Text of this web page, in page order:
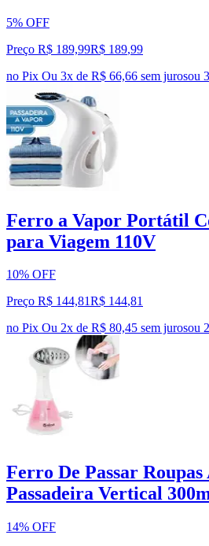
5% OFF
Preço R$ 189,99R$ 189,99
no Pix Ou 3x de R$ 66,66 sem jurosou 3
Ferro a Vapor Portátil
para Viagem 110V
10% OFF
Preço R$ 144,81R$ 144,81
no Pix Ou 2x de R$ 80,45 sem jurosou 2
Ferro De Passar Roupas
Passadeira Vertical
14% OFF